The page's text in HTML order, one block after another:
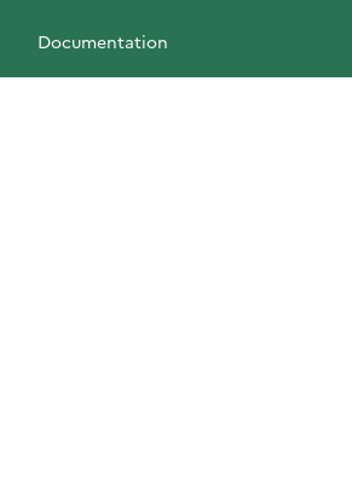
Documentation